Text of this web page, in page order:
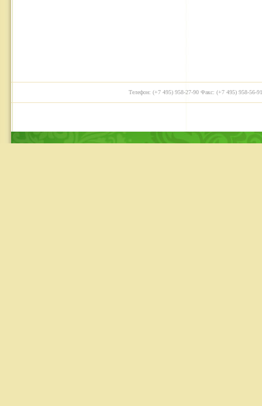
Телефон: (+7 495) 958-27-90 Факс: (+7 495) 958-56-